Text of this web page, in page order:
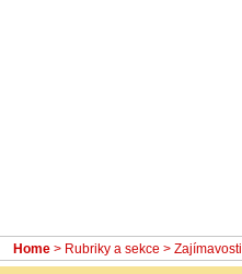
Home > Rubriky a sekce > Zajímavosti